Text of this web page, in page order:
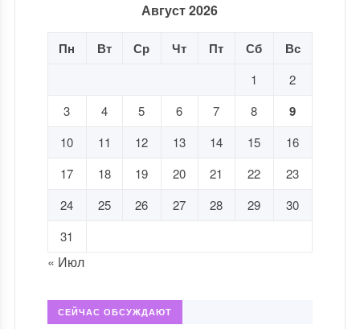
Август 2026
Пн Вт Ср Чт Пт Сб Вс
1
2
3
4 5 6 7 8 9
10 11 12 13 14 15
16
17
18 19 20 21 22
23
24
25 26 27 28 29
30
31
« Июл
СЕЙЧАС ОБСУЖДАЮТ